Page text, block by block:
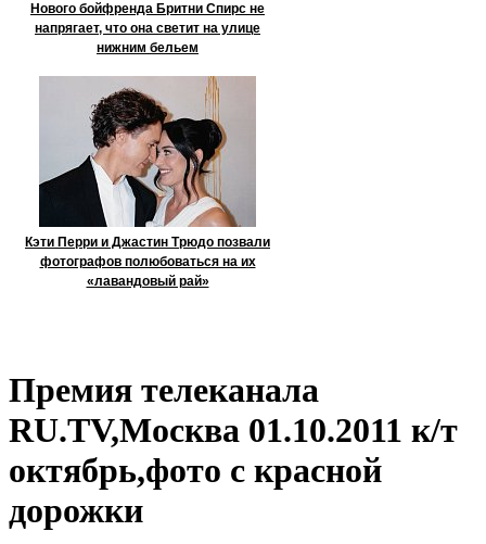
Нового бойфренда Бритни Спирс не
напрягает, что она светит на улице
нижним бельем
Кэти Перри и Джастин Трюдо позвали
фотографов полюбоваться на их
«лавандовый рай»
Премия телеканала
RU.TV,Москва 01.10.2011 к/т
октябрь,фото с красной
дорожки